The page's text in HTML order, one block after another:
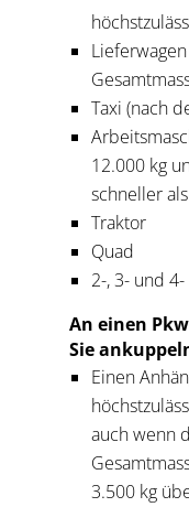
Taxi (nach
12.000 kg
schneller
Traktor
Quad
2-, 3- und
An einen
Sie
Einen
auch wenn
3.500 kg